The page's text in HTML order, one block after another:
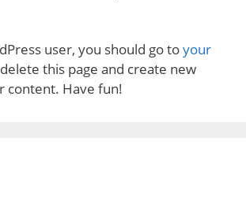
user, you should go toyour
this page and create new
content. Have fun!